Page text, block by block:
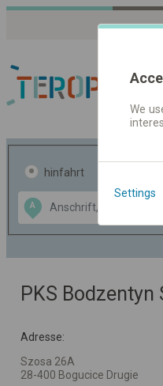
hinfahrt
A
Data CC-BY-SA
OpenStreetMap
GeoLite data by
PKS Bodzentyn
Adresse:
Szosa 26A
28-400 Bogucice Drugie
We
Settings